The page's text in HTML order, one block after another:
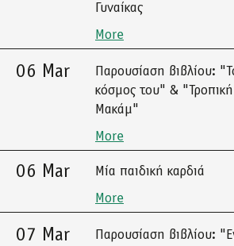
Γυναίκας
More
06 Mar
Παρουσίαση βιβλίου:
κόσμος του" & "Τροπική
Μακάμ"
More
06 Mar
Μία παιδική καρδιά
More
07 Mar
Παρουσίαση βιβλίου: